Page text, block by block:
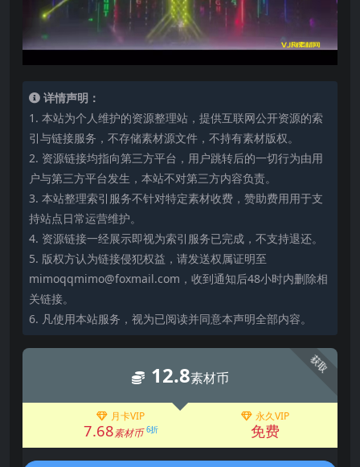
详情声明：
1. 本站为个人维护的资源整理站，提供互联网公开资源的索
引与链接服务，不存储素材源文件，不持有素材版权。
2. 资源链接均指向第三方平台，用户跳转后的一切行为由用
户与第三方平台发生，本站不对第三方内容负责。
3. 本站整理索引服务不针对特定素材收费，赞助费用用于支
持站点日常运营维护。
4. 资源链接一经展示即视为索引服务已完成，不支持退还。
5. 版权方认为链接侵犯权益，请发送权属证明至
mimoqqmimo@foxmail.com，收到通知后48小时内删除相
关链接。
6. 凡使用本站服务，视为已阅读并同意本声明全部内容。
获取
12.8素材币
月卡VIP
7.68素材币 6折
永久VIP
免费